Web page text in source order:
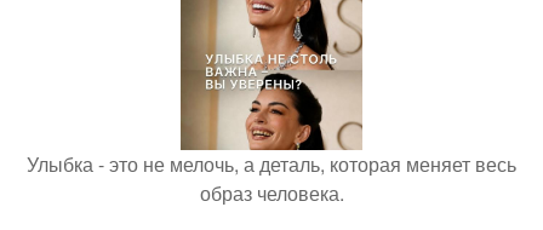
Улыбка - это не мелочь, а деталь, которая меняет весь
образ человека.